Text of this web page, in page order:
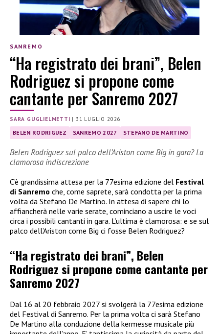
SANREMO
“Ha registrato dei brani”, Belen
Rodriguez si propone come
cantante per Sanremo 2027
SARA GUGLIELMETTI |31 LUGLIO 2026
BELEN RODRIGUEZ SANREMO 2027 STEFANO DE MARTINO
Belen Rodriguez sul palco dell’Ariston come Big in gara? La
clamorosa indiscrezione
C’è grandissima attesa per la 77esima edizione del Festival
di Sanremo che, come saprete, sarà condotta per la prima
volta da Stefano De Martino. In attesa di sapere chi lo
affiancherà nelle varie serate, cominciano a uscire le voci
circa i possibili cantanti in gara. L’ultima è clamorosa: e se sul
palco dell’Ariston come Big ci fosse Belen Rodriguez?
“Ha registrato dei brani”, Belen
Rodriguez si propone come cantante per
Sanremo 2027
Dal 16 al 20 febbraio 2027 si svolgerà la 77esima edizione
del Festival di Sanremo. Per la prima volta ci sarà Stefano
De Martino alla conduzione della kermesse musicale più